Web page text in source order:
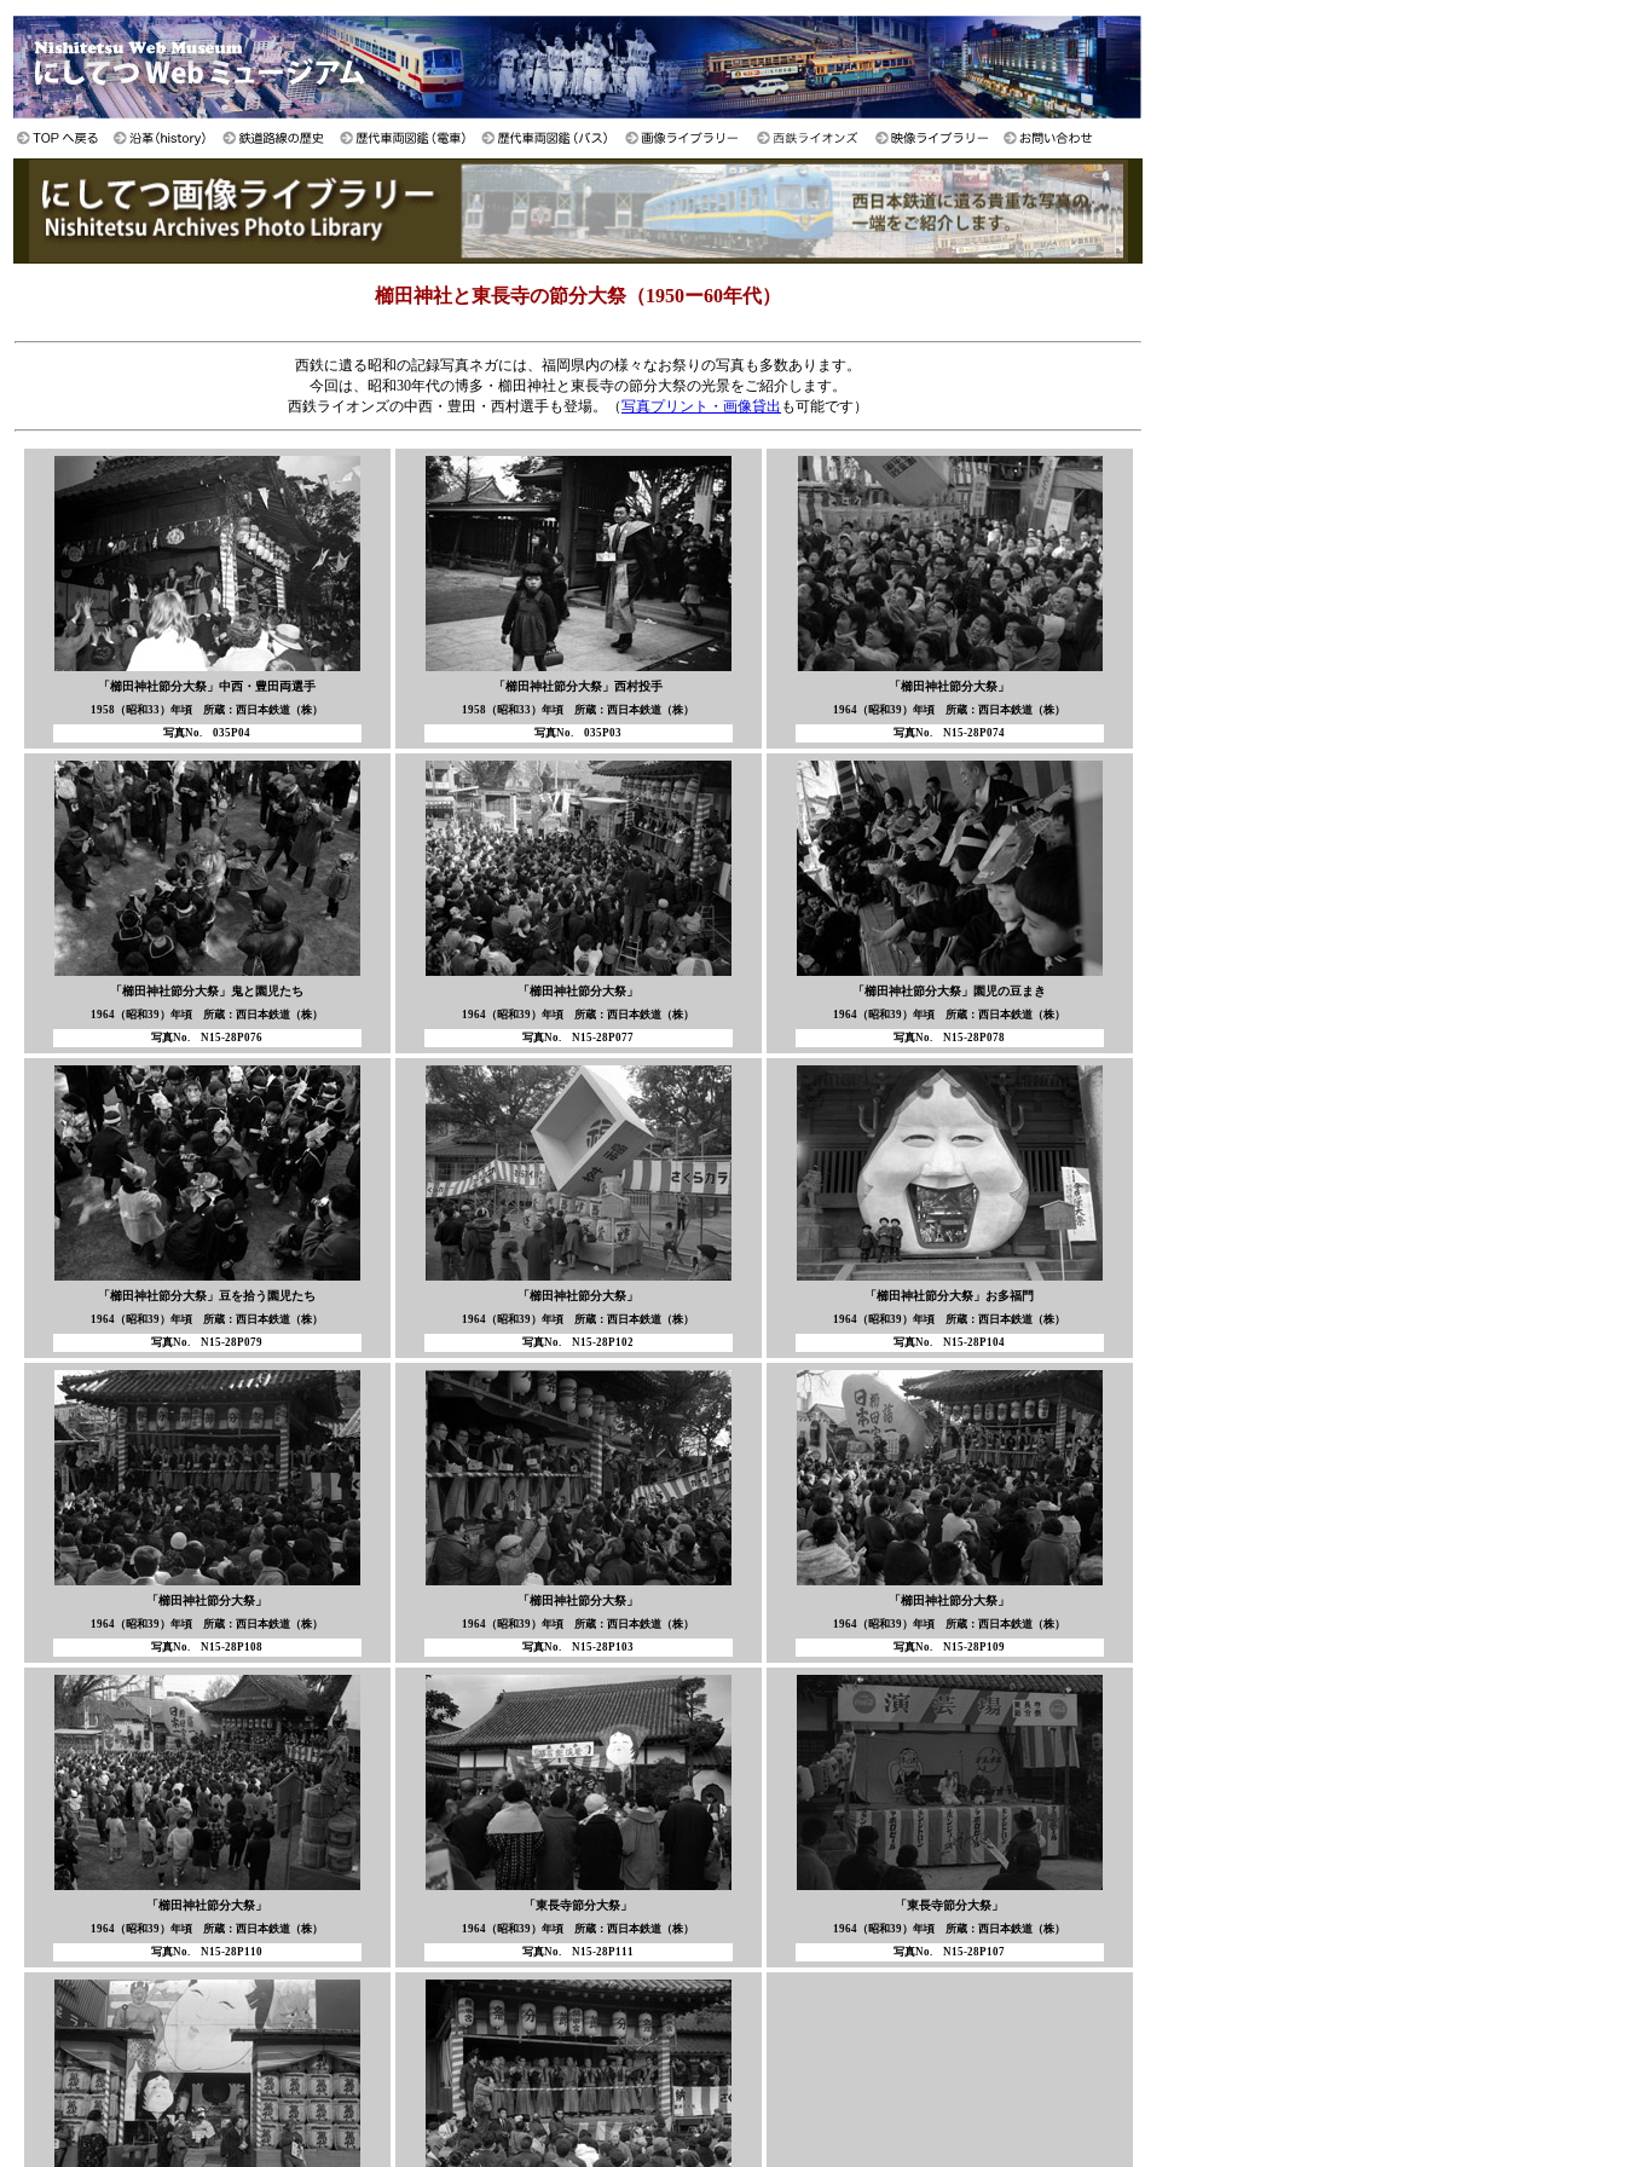
櫛田神社と東長寺の節分大祭（1950ー60年代）
西鉄に遺る昭和の記録写真ネガには、福岡県内の様々なお祭りの写真も多数あります。
今回は、昭和30年代の博多・櫛田神社と東長寺の節分大祭の光景をご紹介します。
西鉄ライオンズの中西・豊田・西村選手も登場。（写真プリント・画像貸出 も可能です）
「櫛田神社節分大祭」中西・豊田両選手
1958（昭和33）年頃 所蔵：西日本鉄道（株）
写真No. 035P04
「櫛田神社節分大祭」西村投手
1958（昭和33）年頃 所蔵：西日本鉄道（株）
写真No. 035P03
「櫛田神社節分大祭」
1964（昭和39）年頃 所蔵：西日本鉄道（株）
写真No. N15-28P074
「櫛田神社節分大祭」鬼と園児たち
1964（昭和39）年頃 所蔵：西日本鉄道（株）
写真No. N15-28P076
「櫛田神社節分大祭」
1964（昭和39）年頃 所蔵：西日本鉄道（株）
写真No. N15-28P077
「櫛田神社節分大祭」園児の豆まき
1964（昭和39）年頃 所蔵：西日本鉄道（株）
写真No. N15-28P078
「櫛田神社節分大祭」豆を拾う園児たち
1964（昭和39）年頃 所蔵：西日本鉄道（株）
写真No. N15-28P079
「櫛田神社節分大祭」
1964（昭和39）年頃 所蔵：西日本鉄道（株）
写真No. N15-28P102
「櫛田神社節分大祭」 お多福門
1964（昭和39）年頃 所蔵：西日本鉄道（株）
写真No. N15-28P104
「櫛田神社節分大祭」
1964（昭和39）年頃 所蔵：西日本鉄道（株）
写真No. N15-28P108
「櫛田神社節分大祭」
1964（昭和39）年頃 所蔵：西日本鉄道（株）
写真No. N15-28P103
「櫛田神社節分大祭」
1964（昭和39）年頃 所蔵：西日本鉄道（株）
写真No. N15-28P109
「櫛田神社節分大祭」
1964（昭和39）年頃 所蔵：西日本鉄道（株）
写真No. N15-28P110
「東長寺節分大祭」
1964（昭和39）年頃 所蔵：西日本鉄道（株）
写真No. N15-28P111
「東長寺節分大祭」
1964（昭和39）年頃 所蔵：西日本鉄道（株）
写真No. N15-28P107